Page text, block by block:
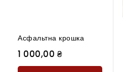
Асфальтна крошка
1 000,00 ₴